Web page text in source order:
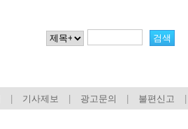
기사제보 광고문의 불편신고